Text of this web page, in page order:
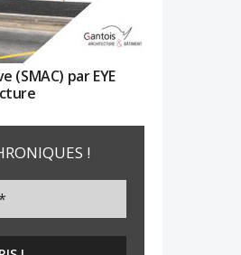
(SMAC) par EYE
!